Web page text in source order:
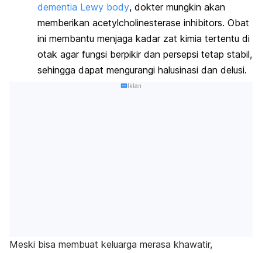
dementia Lewy body, dokter mungkin akan
memberikan acetylcholinesterase inhibitors. Obat
ini membantu menjaga kadar zat kimia tertentu di
otak agar fungsi berpikir dan persepsi tetap stabil,
sehingga dapat mengurangi halusinasi dan delusi.
Iklan
Meski bisa membuat keluarga merasa khawatir,